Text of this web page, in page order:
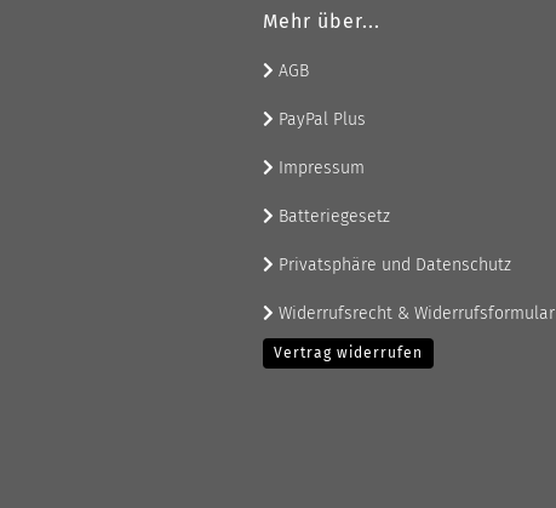
Mehr über...
AGB
PayPal Plus
Impressum
Batteriegesetz
Privatsphäre und Datenschutz
Widerrufsrecht & Widerrufsformular
Vertrag widerrufen